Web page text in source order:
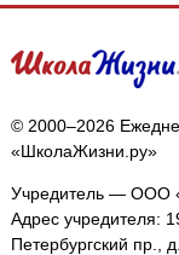
© 2000–2026
«ШколаЖизни.ру»
Учредитель — ООО
Адрес учредителя:
Петербургский пр.,